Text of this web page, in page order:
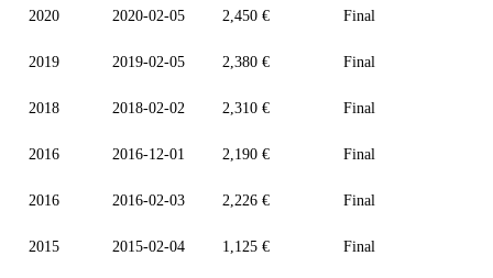
2020 2020-02-05 2,450 € Final
2019 2019-02-05 2,380 € Final
2018 2018-02-02 2,310 € Final
2016 2016-12-01 2,190 € Final
2016 2016-02-03 2,226 € Final
2015 2015-02-04 1,125 € Final